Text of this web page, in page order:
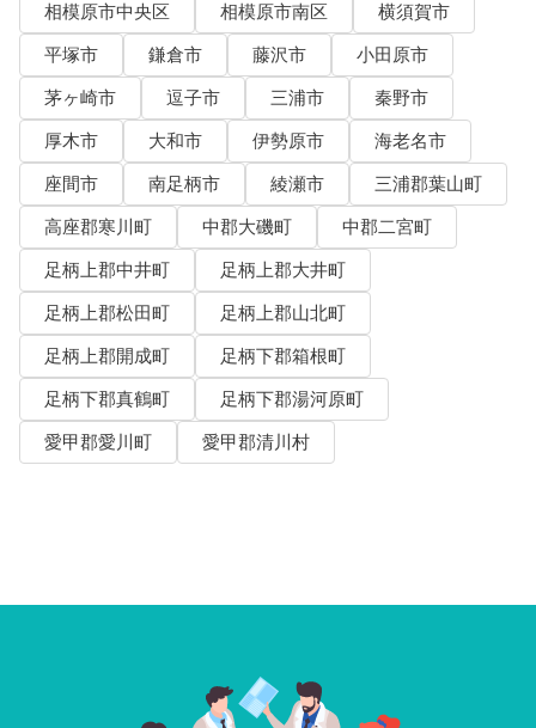
相模原市中央区
相模原市南区
横須賀市
平塚市
鎌倉市 藤沢市
小田原市
茅ヶ崎市
逗子市 三浦市
秦野市
厚木市
大和市 伊勢原市
海老名市
座間市
南足柄市 綾瀬市
三浦郡葉山町
高座郡寒川町
中郡大磯町
中郡二宮町
足柄上郡中井町
足柄上郡大井町
足柄上郡松田町
足柄上郡山北町
足柄上郡開成町
足柄下郡箱根町
足柄下郡真鶴町
足柄下郡湯河原町
愛甲郡愛川町
愛甲郡清川村